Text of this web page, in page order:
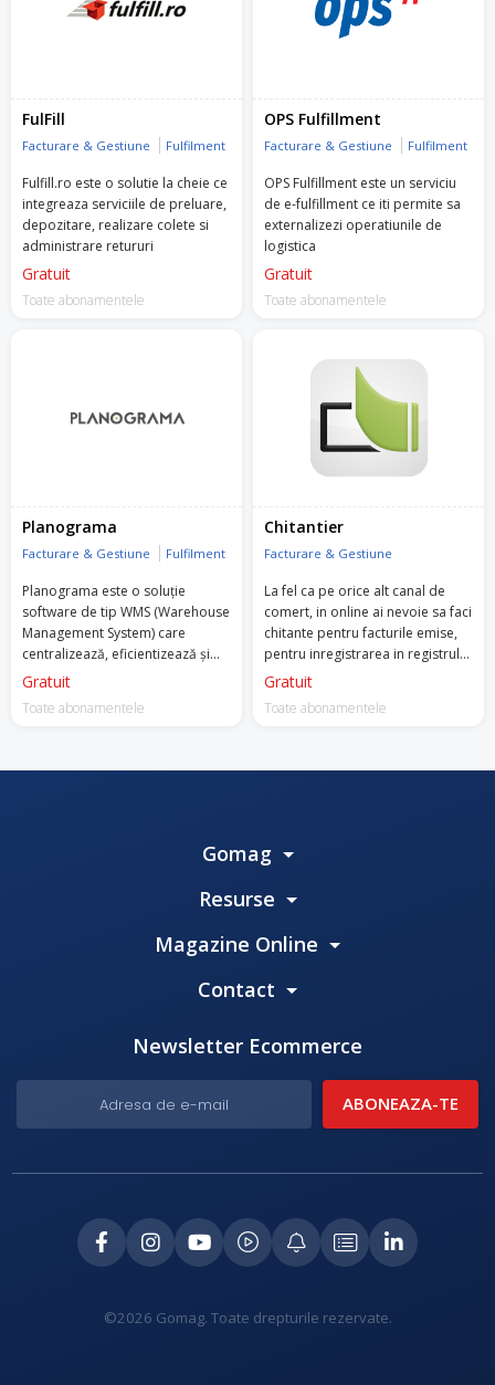
FulFill
Facturare & Gestiune Fulfilment
Fulfill.ro este o solutie la cheie ce
integreaza serviciile de preluare,
depozitare, realizare colete si
administrare retururi
Gratuit
Toate abonamentele
OPS Fulfillment
Facturare & Gestiune Fulfilment
OPS Fulfillment este un serviciu
de e-fulfillment ce iti permite sa
externalizezi operatiunile de
logistica
Gratuit
Toate abonamentele
Planograma
Facturare & Gestiune Fulfilment
Planograma este o soluție
software de tip WMS (Warehouse
Management System) care
centralizează, eficientizează și
automatizează activitățile de
producție.
Gratuit
Toate abonamentele
Chitantier
Facturare & Gestiune
La fel ca pe orice alt canal de
comert, in online ai nevoie sa faci
chitante pentru facturile emise,
pentru inregistrarea in registrul
de casa si la contabilitate.
Gratuit
Toate abonamentele
Gomag
Resurse
Magazine Online
Contact
Newsletter Ecommerce
©2026 Gomag. Toate drepturile rezervate.